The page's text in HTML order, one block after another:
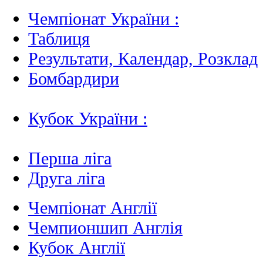
Чемпіонат України :
Таблиця
Результати, Календар, Poзклад
Бомбардири
Кубок України :
Перша ліга
Друга ліга
Чемпіонат Англії
Чемпионшип Англія
Кубок Англії